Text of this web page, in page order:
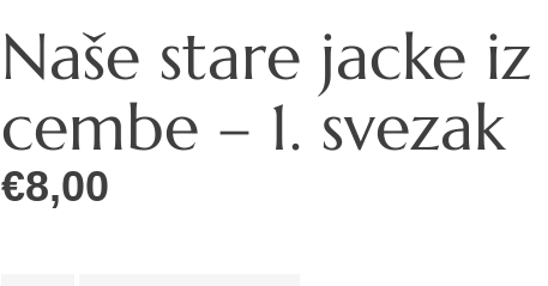
Naše stare jacke iz
cembe – 1. svezak
€8,00